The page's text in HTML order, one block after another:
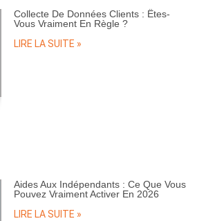
Collecte De Données Clients : Êtes-
Vous Vraiment En Règle ?
LIRE LA SUITE »
Aides Aux Indépendants : Ce Que Vous
Pouvez Vraiment Activer En 2026
LIRE LA SUITE »